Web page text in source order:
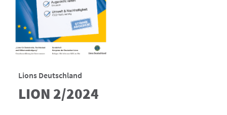
Lions Deutschland
LION 2/2024